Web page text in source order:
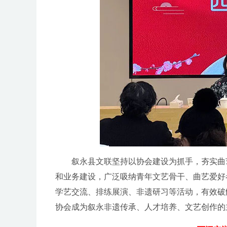
叙永县文联坚持以协会建设为抓手，夯实
和业务建设，广泛吸纳青年文艺骨干、曲艺爱
学艺交流、排练展演、非遗研习等活动，有效
协会成为叙永非遗传承、人才培养、文艺创作